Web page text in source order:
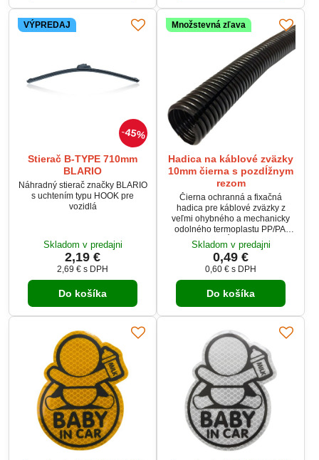
organizáciu káblových zväzkov v
rôznych prostrediach.
45%
VÝPREDAJ
Stierač B-TYPE 710mm
BLARIO
Náhradný stierač značky BLARIO
s uchtením typu HOOK pre
vozidlá
Skladom v predajni
2,19 €
2,69 € s DPH
Do košíka
Množstevná zľava
Hadica na káblové zväzky
10mm čierna s pozdĺžnym
rezom
Čierna ochranná a fixačná
hadica pre káblové zväzky z
veľmi ohybného a mechanicky
odolného termoplastu PP/PA.
Hadica je pozdĺžne rozrezaná, s
vnútorným priemerom 6,5 mm a
vonkajším priemerom 10 mm.
Materiál je odolný proti UV
žiareniu a má vynikajúcu tepelnú
odolnosť od -40 °C do +135 °C.
Ideálna na bezpečnú ochranu a
organizáciu káblových zväzkov v
Skladom v predajni
0,49 €
0,60 € s DPH
Do košíka